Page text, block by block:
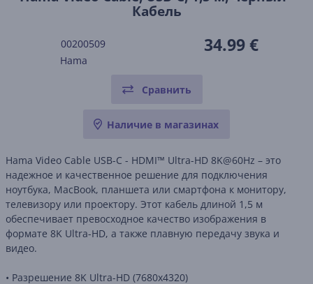
Кабель
00200509
Hama
34.99 €
Сравнить
Наличие в магазинах
Hama Video Cable USB-C - HDMI™ Ultra-HD 8K@60Hz – это
надежное и качественное решение для подключения
ноутбука, MacBook, планшета или смартфона к монитору,
телевизору или проектору. Этот кабель длиной 1,5 м
обеспечивает превосходное качество изображения в
формате 8K Ultra-HD, а также плавную передачу звука и
видео.
• Разрешение 8K Ultra-HD (7680x4320)